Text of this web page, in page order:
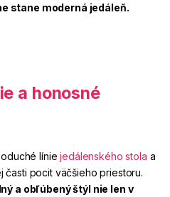
stane moderná jedáleň.
a honosné
línie jedálenského stola a
časti pocit väčšieho priestoru.
a obľúbený štýl nie len v